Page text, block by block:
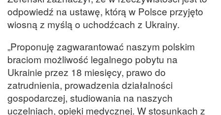
odpowiedź na ustawę, którą w Polsce przyjęto
wiosną z myślą o uchodźcach z Ukrainy.
„Proponuję zagwarantować naszym polskim
braciom możliwość legalnego pobytu na
Ukrainie przez 18 miesięcy, prawo do
zatrudnienia, prowadzenia działalności
gospodarczej, studiowania na naszych
uczelniach, opieki medycznej. W stosunkach z